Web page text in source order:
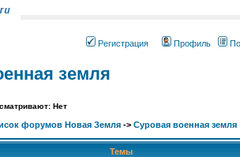
Регистрация Профиль
земля
Нет
форумов Новая Земля -> Суровая военная земля
Темы